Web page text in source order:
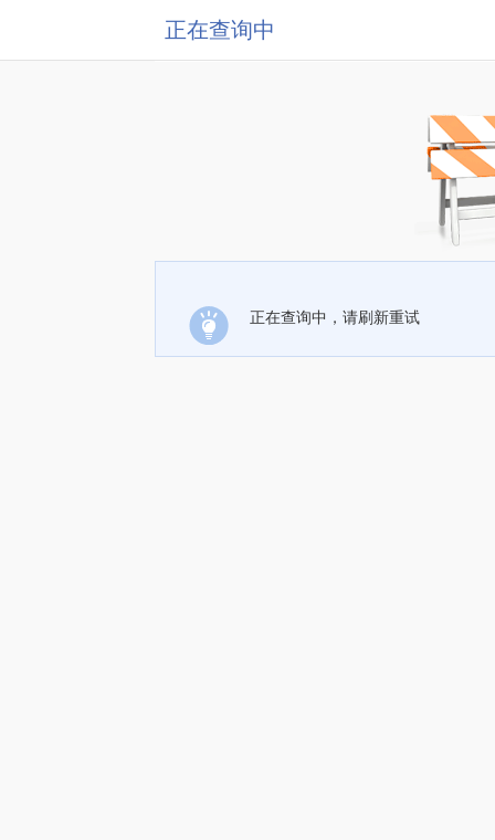
正在查询中
正在查询中，请刷新重试